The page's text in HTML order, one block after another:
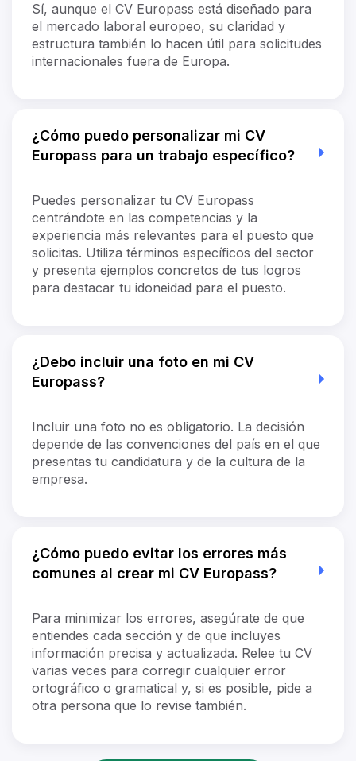
Sí, aunque el CV Europass está diseñado para
el mercado laboral europeo, su claridad y
estructura también lo hacen útil para solicitudes
internacionales fuera de Europa.
¿Cómo puedo personalizar mi CV
Europass para un trabajo específico?
Puedes personalizar tu CV Europass
centrándote en las competencias y la
experiencia más relevantes para el puesto que
solicitas. Utiliza términos específicos del sector
y presenta ejemplos concretos de tus logros
para destacar tu idoneidad para el puesto.
¿Debo incluir una foto en mi CV
Europass?
Incluir una foto no es obligatorio. La decisión
depende de las convenciones del país en el que
presentas tu candidatura y de la cultura de la
empresa.
¿Cómo puedo evitar los errores más
comunes al crear mi CV Europass?
Para minimizar los errores, asegúrate de que
entiendes cada sección y de que incluyes
información precisa y actualizada. Relee tu CV
varias veces para corregir cualquier error
ortográfico o gramatical y, si es posible, pide a
otra persona que lo revise también.